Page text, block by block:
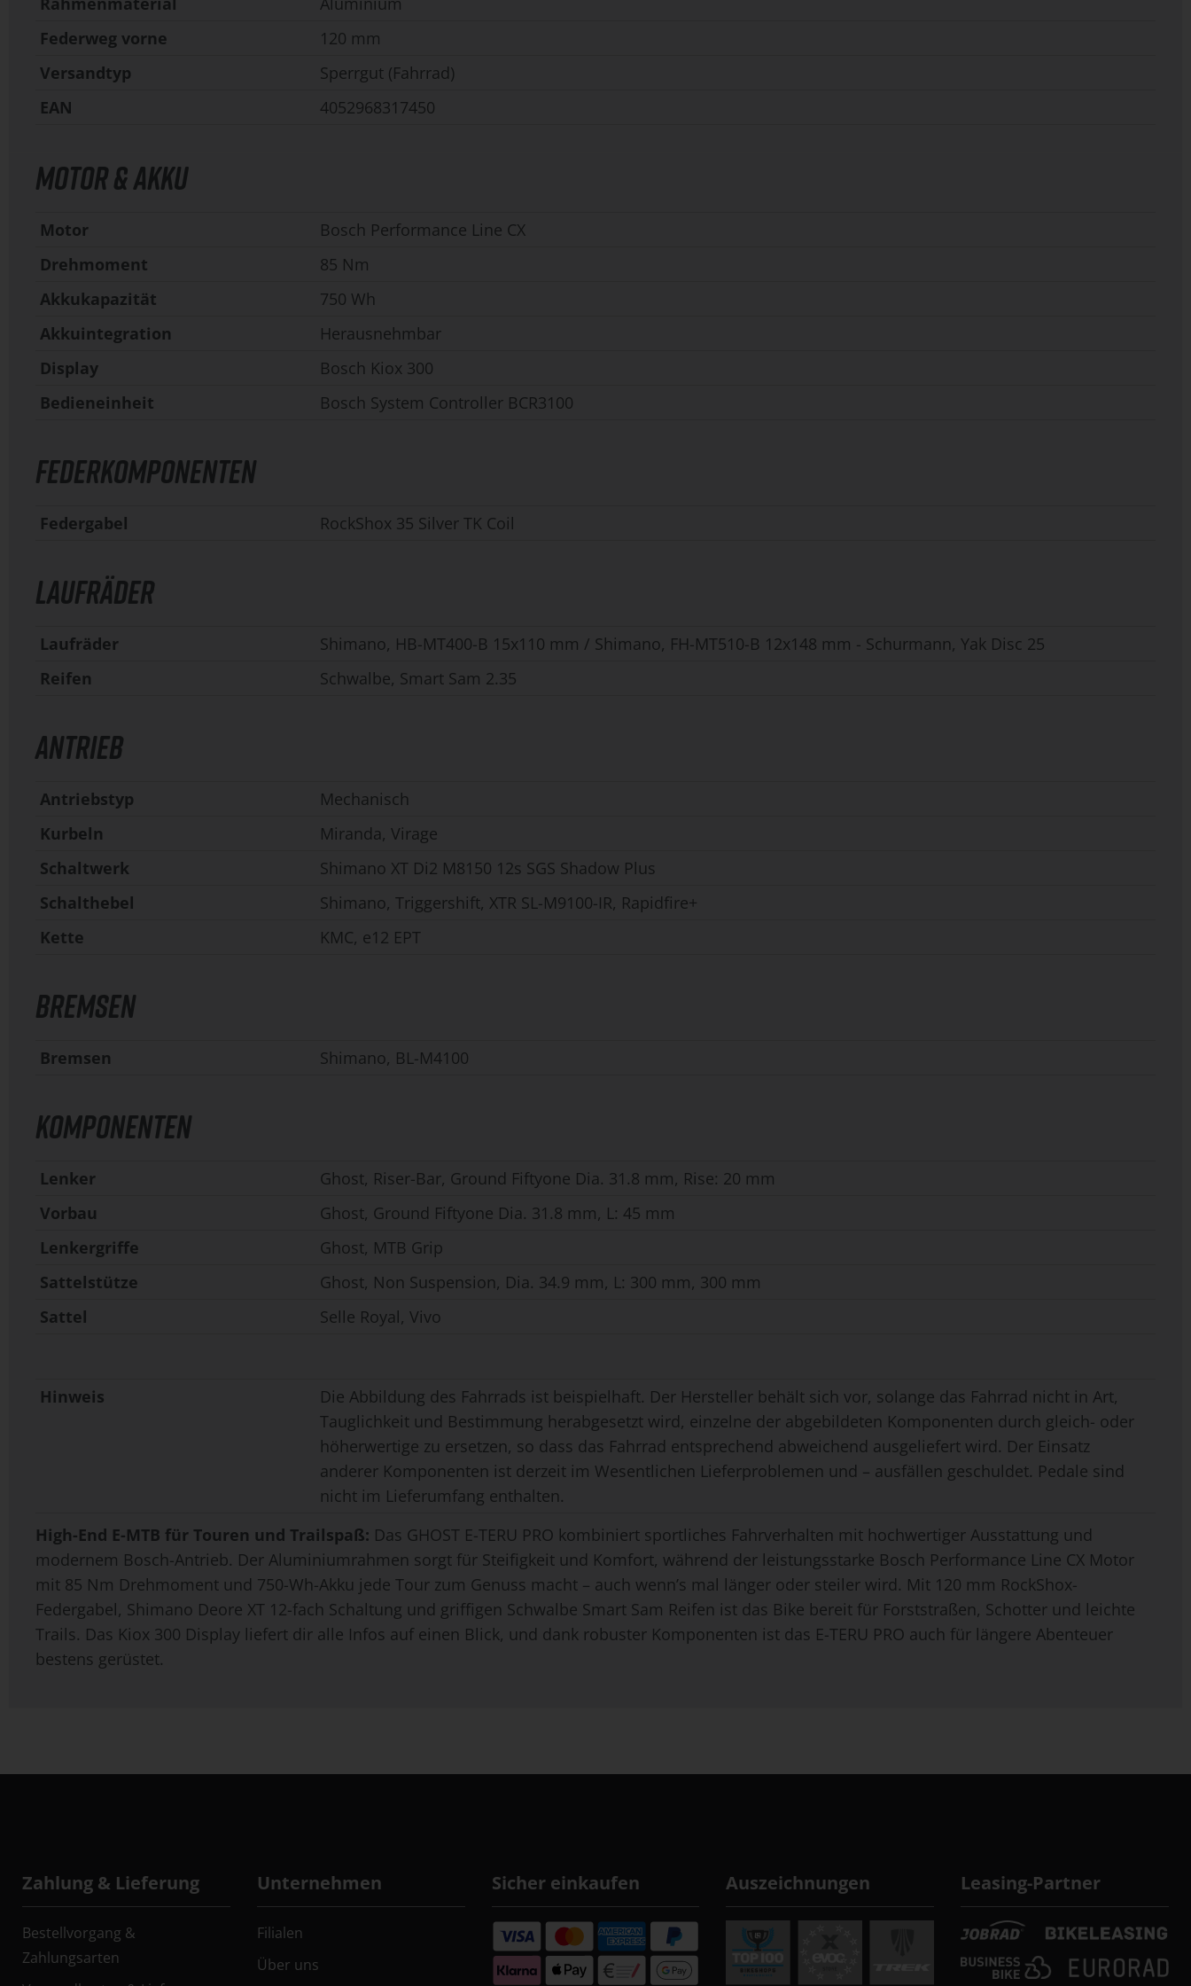
Federweg vorne
120 mm
Versandtyp
Sperrgut (Fahrrad)
EAN
4052968317450
MOTOR & AKKU
Motor
Bosch Performance Line CX
Drehmoment
85 Nm
Akkukapazität
750 Wh
Akkuintegration
Herausnehmbar
Display
Bosch Kiox 300
Bedieneinheit
Bosch System Controller BCR3100
FEDERKOMPONENTEN
Federgabel RockShox 35 Silver TK Coil
LAUFRÄDER
Laufräder
Shimano, HB-MT400-B 15x110 mm / Shimano, FH-MT510-B 12x148 mm - Schurmann, Yak Disc 25
Reifen
Schwalbe, Smart Sam 2.35
ANTRIEB
Antriebstyp
Mechanisch
Kurbeln
Miranda, Virage
Schaltwerk
Shimano XT Di2 M8150 12s SGS Shadow Plus
Schalthebel
Shimano, Triggershift, XTR SL-M9100-IR, Rapidfire+
Kette
KMC, e12 EPT
BREMSEN
Bremsen Shimano, BL-M4100
KOMPONENTEN
Lenker
Ghost, Riser-Bar, Ground Fiftyone Dia. 31.8 mm, Rise: 20 mm
Vorbau
Ghost, Ground Fiftyone Dia. 31.8 mm, L: 45 mm
Lenkergriffe
Ghost, MTB Grip
Sattelstütze
Ghost, Non Suspension, Dia. 34.9 mm, L: 300 mm, 300 mm
Sattel
Selle Royal, Vivo
Hinweis
Die Abbildung des Fahrrads ist beispielhaft. Der Hersteller behält sich vor, solange das Fahrrad nicht in Art,
Tauglichkeit und Bestimmung herabgesetzt wird, einzelne der abgebildeten Komponenten durch gleich- oder
höherwertige zu ersetzen, so dass das Fahrrad entsprechend abweichend ausgeliefert wird. Der Einsatz
anderer Komponenten ist derzeit im Wesentlichen Lieferproblemen und – ausfällen geschuldet. Pedale sind
nicht im Lieferumfang enthalten.
High-End E-MTB für Touren und Trailspaß: Das GHOST E-TERU PRO kombiniert sportliches Fahrverhalten mit hochwertiger Ausstattung und
modernem Bosch-Antrieb. Der Aluminiumrahmen sorgt für Steifigkeit und Komfort, während der leistungsstarke Bosch Performance Line CX Motor
mit 85 Nm Drehmoment und 750-Wh-Akku jede Tour zum Genuss macht – auch wenn’s mal länger oder steiler wird. Mit 120 mm RockShox-
Federgabel, Shimano Deore XT 12-fach Schaltung und griffigen Schwalbe Smart Sam Reifen ist das Bike bereit für Forststraßen, Schotter und leichte
Trails. Das Kiox 300 Display liefert dir alle Infos auf einen Blick, und dank robuster Komponenten ist das E-TERU PRO auch für längere Abenteuer
bestens gerüstet.
Zahlung & Lieferung
Bestellvorgang &
Zahlungsarten
Unternehmen
Filialen
Über uns
Sicher einkaufen Auszeichnungen Leasing-Partner